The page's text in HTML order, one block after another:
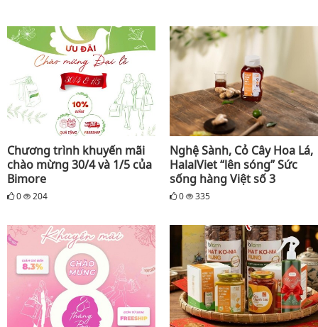
Chương trình khuyến mãi
chào mừng 30/4 và 1/5 của
Bimore
0 204
Nghệ Sành, Cỏ Cây Hoa Lá,
HalalViet “lên sóng” Sức
sống hàng Việt số 3
0 335